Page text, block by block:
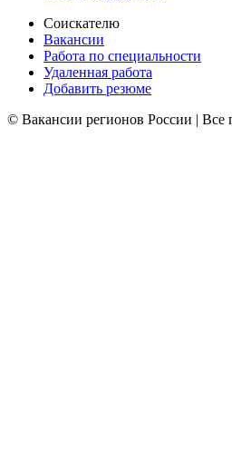
Соискателю
Вакансии
Работа по специальности
Удаленная работа
Добавить резюме
© Вакансии регионов России | Все